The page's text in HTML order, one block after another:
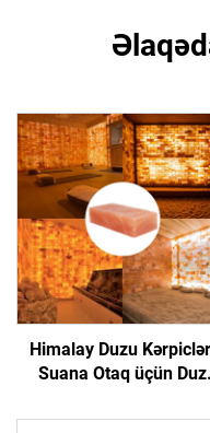
Himalay Duzu
Suana Otaq üçün Duz